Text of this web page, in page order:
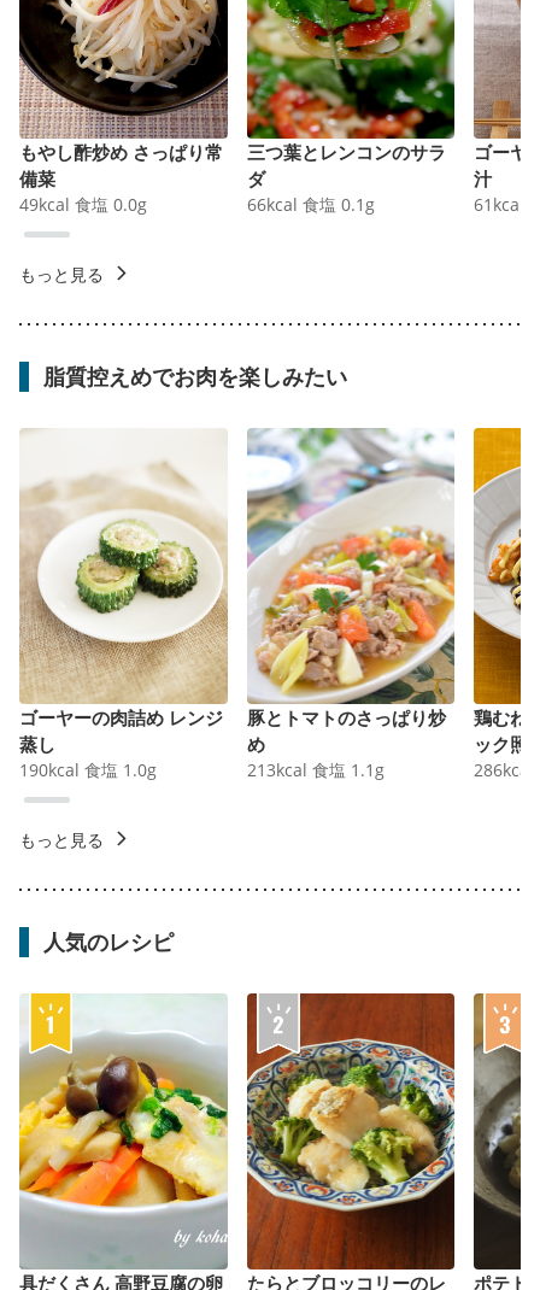
もやし酢炒め さっぱり常
備菜
49kcal 食塩 0.0g
三つ葉とレンコンのサラ
ダ
66kcal 食塩 0.1 g
ゴーヤ
汁
61 kcal
もっと見る
脂質控えめでお肉を楽しみたい
ゴーヤーの肉詰め レンジ
蒸し
190kcal 食塩 1.0g
豚とトマトのさっぱり炒
め
213kcal 食塩 1.1 g
鶏むね
ック照
286kcal
もっと見る
人気のレシピ
具だくさん 高野豆腐の卵 たらとブロッコリーのレ ポテト